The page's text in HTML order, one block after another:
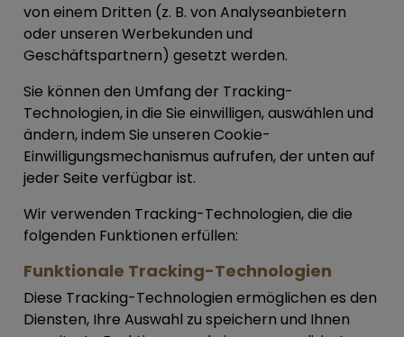
von einem Dritten (z. B. von Analyseanbietern
oder unseren Werbekunden und
Geschäftspartnern) gesetzt werden.
Sie können den Umfang der Tracking-
Technologien, in die Sie einwilligen, auswählen und
ändern, indem Sie unseren Cookie-
Einwilligungsmechanismus aufrufen, der unten auf
jeder Seite verfügbar ist.
Wir verwenden Tracking-Technologien, die die
folgenden Funktionen erfüllen:
Funktionale Tracking-Technologien
Diese Tracking-Technologien ermöglichen es den
Diensten, Ihre Auswahl zu speichern und Ihnen